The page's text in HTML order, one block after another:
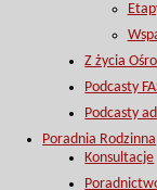
Z życia
Podcasty
Podcasty
Poradnia Rodzinna
Konsultacje